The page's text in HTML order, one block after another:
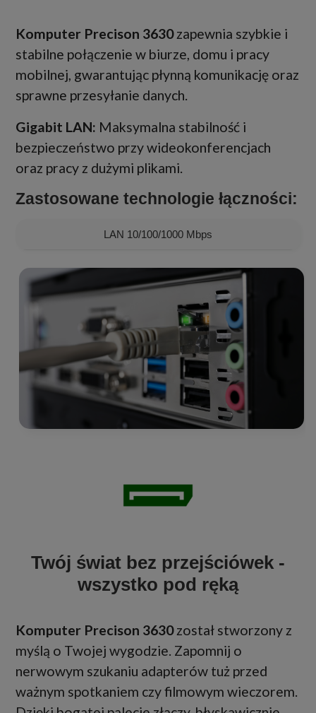
Komputer Precison 3630zapewnia szybkie i
stabilne połączenie w biurze, domu i pracy
mobilnej, gwarantując płynną komunikację oraz
sprawne przesyłanie danych.
Gigabit LAN: Maksymalna stabilność i
bezpieczeństwo przy wideokonferencjach
oraz pracy z dużymi plikami.
Zastosowane technologie łączności:
LAN 10/100/1000 Mbps
Twój świat bez przejściówek -
wszystko pod ręką
Komputer Precison 3630został stworzony z
myślą o Twojej wygodzie. Zapomnij o
nerwowym szukaniu adapterów tuż przed
ważnym spotkaniem czy filmowym wieczorem.